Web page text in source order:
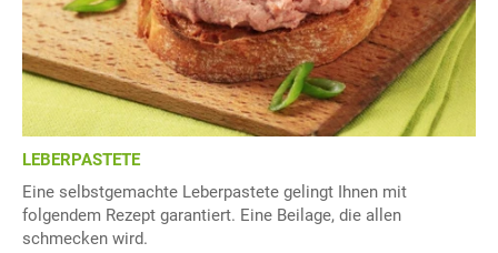
LEBERPASTETE
Eine selbstgemachte Leberpastete gelingt Ihnen mit
folgendem Rezept garantiert. Eine Beilage, die allen
schmecken wird.